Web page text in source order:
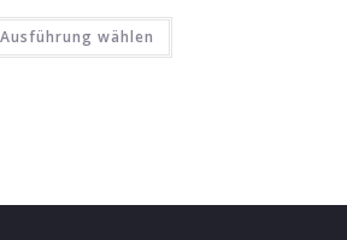
Ausführung wählen